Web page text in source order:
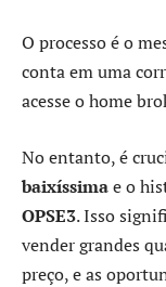
O processo é o
conta em uma
acesse o home
No entanto, é
baixíssimae o
OPSE3. Isso
vender grandes
preço, e as